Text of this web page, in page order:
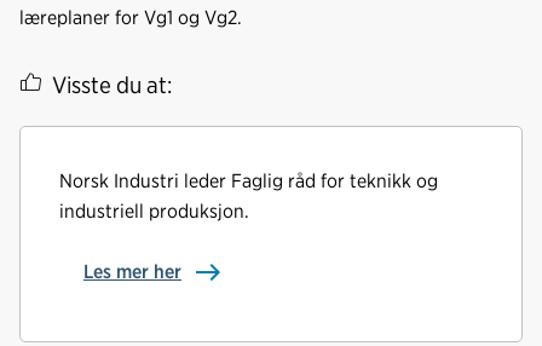
læreplaner for Vg1 og Vg2.
Visste du at:
Norsk Industri leder Faglig råd for teknikk og
industriell produksjon.
Les mer her